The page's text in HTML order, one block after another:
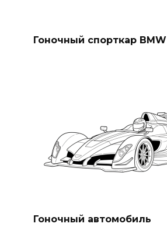
Гоночный спорткар BMW
Гоночный автомобиль